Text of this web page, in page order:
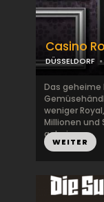
Casino
DÜSSELDORF
Das geheime
weniger
Millionen und
gehei...
WEITER